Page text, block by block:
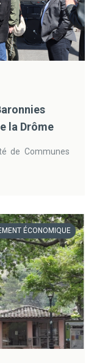
la Drôme
de Communes
ÉCONOMIQUE